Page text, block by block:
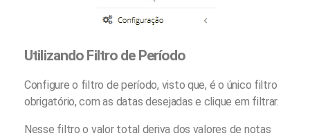
Utilizando Filtro de Período
Configure o filtro de período, visto que, é o único filtro
obrigatório, com as datas desejadas e clique em filtrar.
Nesse filtro o valor total deriva dos valores de notas